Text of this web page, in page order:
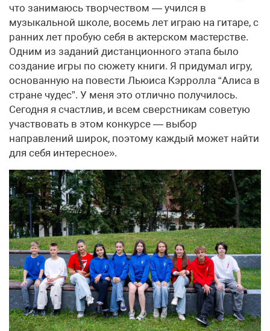
что занимаюсь творчеством — учился в
музыкальной школе, восемь лет играю на гитаре, с
ранних лет пробую себя в актерском мастерстве.
Одним из заданий дистанционного этапа было
создание игры по сюжету книги. Я придумал игру,
основанную на повести Льюиса Кэрролла “Алиса в
стране чудес”. У меня это отлично получилось.
Сегодня я счастлив, и всем сверстникам советую
участвовать в этом конкурсе — выбор
направлений широк, поэтому каждый может найти
для себя интересное».